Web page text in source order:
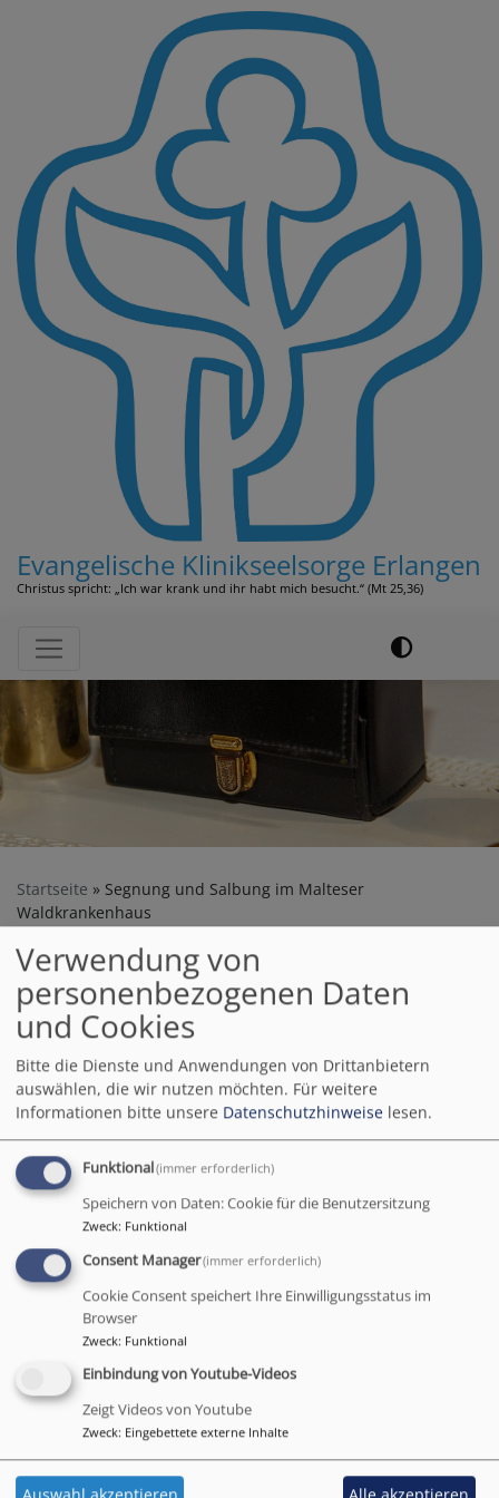
Evangelische Klinikseelsorge Erlangen
Christus spricht: „Ich war krank und ihr habt mich besucht.“ (Mt 25,36)
Hauptnavigation
Startseite
Segnung und Salbung im Malteser
Waldkrankenhaus
Segnung und Salbung
im Malteser
Waldkrankenhaus
Pixabay
Der ökumenische
Salbungsgottesdienst
Jahrzehntelang war er als
Besonderheit im
worden, dann aber im Zusammenhang der
Coronapandemie eingestellt worden. Für den 13. Mai
haben wir, Pater Dr. Stephan Panzer von katholischer
Seite und Pfarrerin Verena Winkler ihn neu beworben.
Vor allem die geriatrischen Stationen hatten wir im
Verwendung von
personenbezogenen Daten
und Cookies
Bitte die Dienste und Anwendungen von Drittanbietern
auswählen, die wir nutzen möchten. Für weitere
Informationen bitte unsere Datenschutzhinweise lesen.
Funktional(immer erforderlich)
Speichern von Daten: Cookie für die Benutzersitzung
Zweck: Funktional
Consent Manager(immer erforderlich)
Cookie Consent speichert Ihre Einwilligungsstatus im
Browser
Zweck: Funktional
Einbindung von Youtube-Videos
Zeigt Videos von Youtube
Zweck: Eingebettete externe Inhalte